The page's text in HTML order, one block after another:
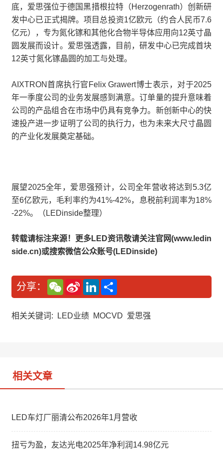
底，爱思强位于德国黑措根拉特（Herzogenrath）创新研
发中心已正式揭牌。项目总投资1亿欧元（约合人民币7.6
亿元），专为氮化镓和其他化合物半导体应用向12英寸晶
圆发展而设计。爱思强透露，目前，研发中心已完成首块
12英寸氮化镓晶圆的加工与处理。
AIXTRON首席执行官Felix Grawert博士表示，对于2025
年一季度公司的业务发展感到满意。订单量的提升意味着
公司的产品组合在市场中仍具有竞争力。新创新中心的快
速投产进一步证明了公司的执行力，也为未来大尺寸晶圆
的产业化发展奠定基础。
展望2025全年，爱思强预计，公司全年营收将达到5.3亿
至6亿欧元，毛利率约为41%-42%，息税前利润率为18%
-22%。（LEDinside整理）
转载请标注来源！更多LED资讯敬请关注官网(www.ledin
side.cn)或搜索微信公众账号(LEDinside)
分享：
W
e
C
a
S
n
W
L
n
e
相关关键词: LED业绩 MOCVD 爱思强
相关文章
LED车灯厂丽清公布2026年1月营收
扭亏为盈，友达光电2025年净利润14.98亿元